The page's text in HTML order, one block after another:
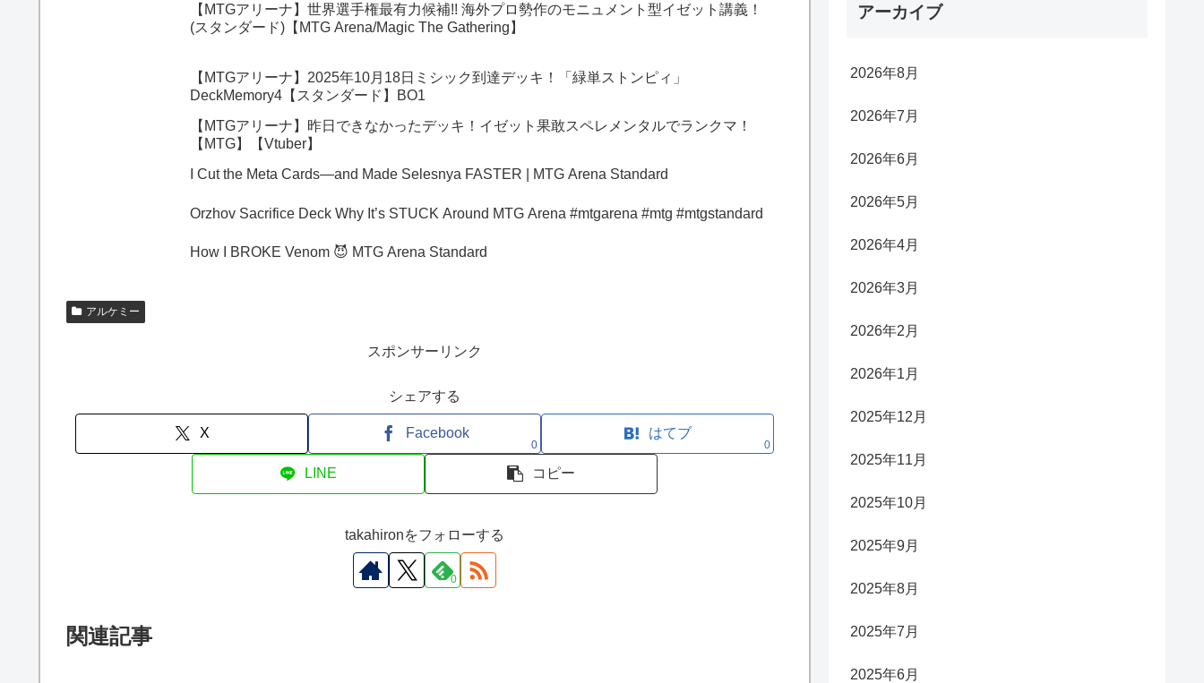
【MTGアリーナ】世界選手権最有力候補!! 海外プロ勢作のモニュメント型イゼット講義！
(スタンダード)【MTG Arena/Magic The Gathering】
【MTGアリーナ】2025年10月18日ミシック到達デッキ！「緑単ストンピィ」
DeckMemory4【スタンダード】BO1
【MTGアリーナ】昨日できなかったデッキ！イゼット果敢スペレメンタルでランクマ！
【MTG】【Vtuber】
I Cut the Meta Cards—and Made Selesnya FASTER | MTG Arena Standard
Orzhov Sacrifice Deck Why It’s STUCK Around MTG Arena #mtgarena #mtg #mtgstandard
How I BROKE Venom 😈 MTG Arena Standard
アルケミー
スポンサーリンク
シェアする
X Facebook
0
はてブ
0
LINE コピー
takahironをフォローする
0
関連記事
アーカイブ
2026年8月
2026年7月
2026年6月
2026年5月
2026年4月
2026年3月
2026年2月
2026年1月
2025年12月
2025年11月
2025年10月
2025年9月
2025年8月
2025年7月
2025年6月